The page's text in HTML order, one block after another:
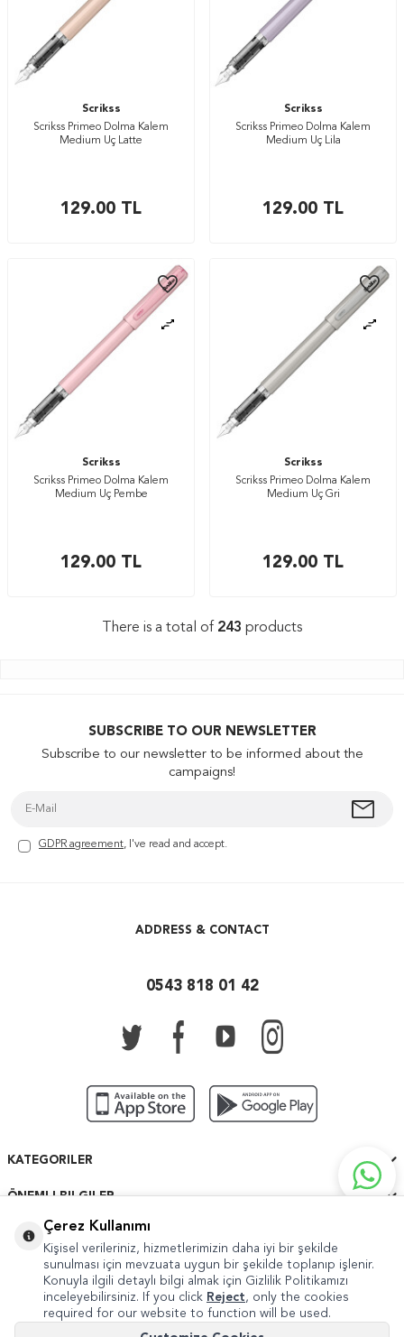
Scrikss
Scrikss Primeo Dolma Kalem
Medium Uç Latte
129.00 TL
Scrikss
Scrikss Primeo Dolma Kalem
Medium Uç Lila
129.00 TL
Scrikss
Scrikss Primeo Dolma Kalem
Medium Uç Pembe
129.00 TL
Scrikss
Scrikss Primeo Dolma Kalem
Medium Uç Gri
129.00 TL
There is a total of 243 products
SUBSCRIBE TO OUR NEWSLETTER
Subscribe to our newsletter to be informed about the
campaigns!
GDPR agreement, I've read and accept.
ADDRESS & CONTACT
0543 818 01 42
KATEGORILER
ÖNEMLI BILGILER
HIZLI ERIŞIM
Çerez Kullanımı
Kişisel verileriniz, hizmetlerimizin daha iyi bir şekilde
sunulması için mevzuata uygun bir şekilde toplanıp işlenir.
Konuyla ilgili detaylı bilgi almak için Gizlilik Politikamızı
inceleyebilirsiniz. If you click Reject, only the cookies
required for our website to function will be used.